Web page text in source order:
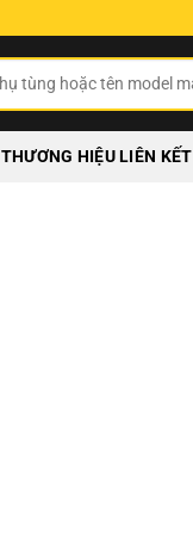
THƯƠNG HIỆU LIÊN KẾT